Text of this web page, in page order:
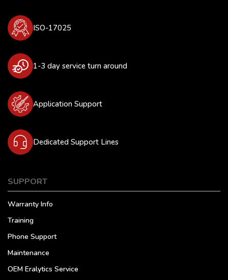
ISO-17025
1-3 day service turn around
Application Support
Dedicated Support Lines
SUPPORT
Warranty Info
Training
Phone Support
Maintenance
OEM Eralytics Service